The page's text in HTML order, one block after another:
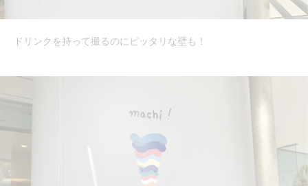
ドリンクを持って撮るのにピッタリな壁も！